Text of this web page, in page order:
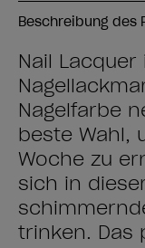
Beschreibung des
Nail
Nagelfarbe
beste Wahl,
Woche zu
sich in
trinken. Das